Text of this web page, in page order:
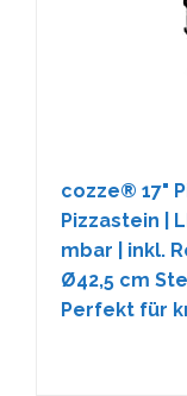
cozze® 17"
Pizzastein |
mbar | inkl.
Ø42,5 cm
Perfekt für